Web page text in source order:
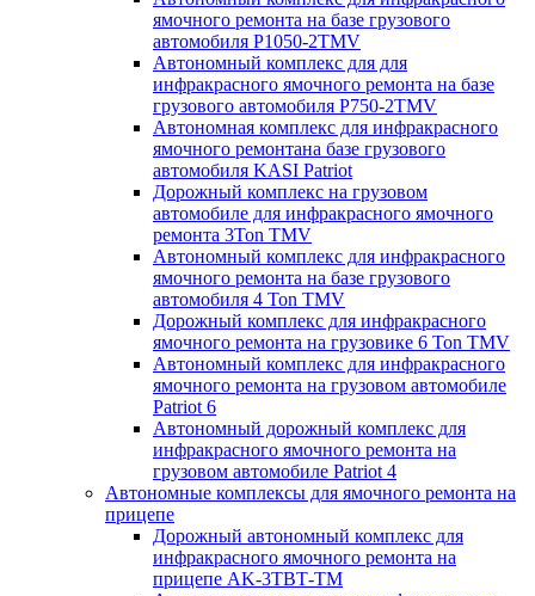
ямочного ремонта на базе грузового
автомобиля P1050-2TMV
Автономный комплекс для для
инфракрасного ямочного ремонта на базе
грузового автомобиля P750-2TMV
Автономная комплекс для инфракрасного
ямочного ремонтана базе грузового
автомобиля KASI Patriot
Дорожный комплекс на грузовом
автомобиле для инфракрасного ямочного
ремонта 3Ton TMV
Автономный комплекс для инфракрасного
ямочного ремонта на базе грузового
автомобиля 4 Ton TMV
Дорожный комплекс для инфракрасного
ямочного ремонта на грузовике 6 Ton TMV
Автономный комплекс для инфракрасного
ямочного ремонта на грузовом автомобиле
Patriot 6
Автономный дорожный комплекс для
инфракрасного ямочного ремонта на
грузовом автомобиле Patriot 4
Автономные комплексы для ямочного ремонта на
прицепе
Дорожный автономный комплекс для
инфракрасного ямочного ремонта на
прицепе AK-3ТВТ-ТМ